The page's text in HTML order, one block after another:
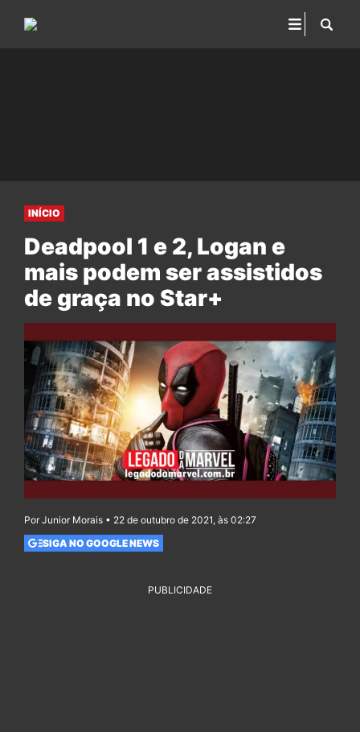
INÍCIO
Deadpool 1 e 2, Logan e
mais podem ser assistidos
de graça no Star+
Por Junior Morais • 22 de outubro de 2021, às 02:27
SIGA NO GOOGLE NEWS
PUBLICIDADE